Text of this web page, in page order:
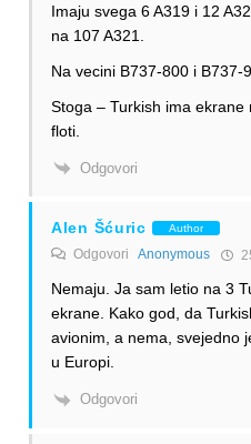
Imaju svega 6 A319 i 12
na 107 A321.
Na vecini B737-800 i B737-
Stoga – Turkish ima
floti.
Odgovori
Alen Šćuric Author
Odgovori Anonymous
Nemaju. Ja sam letio na 3
ekrane. Kako god, da
avionim, a nema, svejedno
u Europi.
Odgovori